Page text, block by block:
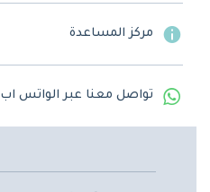
مركز المساعدة
تواصل معنا عبر الواتس اب